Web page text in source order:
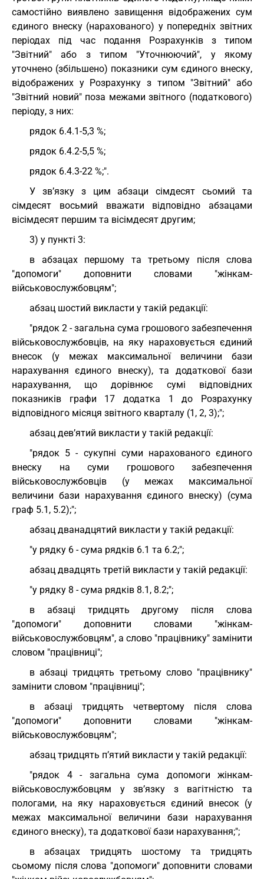
самостійно виявлено завищення відображених сум
єдиного внеску (нарахованого) у попередніх звітних
періодах під час подання Розрахунків з типом
"Звітний" або з типом "Уточнюючий", у якому
уточнено (збільшено) показники сум єдиного внеску,
відображених у Розрахунку з типом "Звітний" або
"Звітний новий" поза межами звітного (податкового)
періоду, з них:
рядок 6.4.1-5,3 %;
рядок 6.4.2-5,5 %;
рядок 6.4.3-22 %;".
У зв’язку з цим абзаци сімдесят сьомий та
сімдесят восьмий вважати відповідно абзацами
вісімдесят першим та вісімдесят другим;
3) у пункті 3:
в абзацах першому та третьому після слова
"допомоги" доповнити словами "жінкам-
військовослужбовцям";
абзац шостий викласти у такій редакції:
"рядок 2 - загальна сума грошового забезпечення
військовослужбовців, на яку нараховується єдиний
внесок (у межах максимальної величини бази
нарахування єдиного внеску), та додаткової бази
нарахування, що дорівнює сумі відповідних
показників графи 17 додатка 1 до Розрахунку
відповідного місяця звітного кварталу (1, 2, 3);";
абзац дев’ятий викласти у такій редакції:
"рядок 5 - сукупні суми нарахованого єдиного
внеску на суми грошового забезпечення
військовослужбовців (у межах максимальної
величини бази нарахування єдиного внеску) (сума
граф 5.1, 5.2);";
абзац дванадцятий викласти у такій редакції:
"у рядку 6 - сума рядків 6.1 та 6.2;";
абзац двадцять третій викласти у такій редакції:
"у рядку 8 - сума рядків 8.1, 8.2;";
в абзаці тридцять другому після слова
"допомоги" доповнити словами "жінкам-
військовослужбовцям", а слово "працівнику" замінити
словом "працівниці";
в абзаці тридцять третьому слово "працівнику"
замінити словом "працівниці";
в абзаці тридцять четвертому після слова
"допомоги" доповнити словами "жінкам-
військовослужбовцям";
абзац тридцять п’ятий викласти у такій редакції:
"рядок 4 - загальна сума допомоги жінкам-
військовослужбовцям у зв’язку з вагітністю та
пологами, на яку нараховується єдиний внесок (у
межах максимальної величини бази нарахування
єдиного внеску), та додаткової бази нарахування;";
в абзацах тридцять шостому та тридцять
сьомому після слова "допомоги" доповнити словами